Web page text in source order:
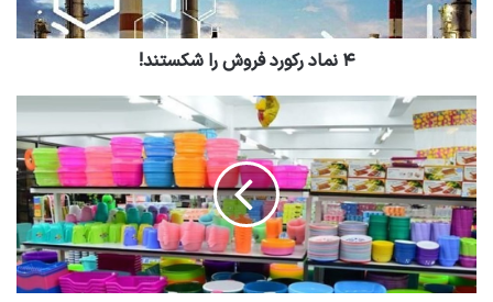
۴ نماد رکورد فروش را شکستند!